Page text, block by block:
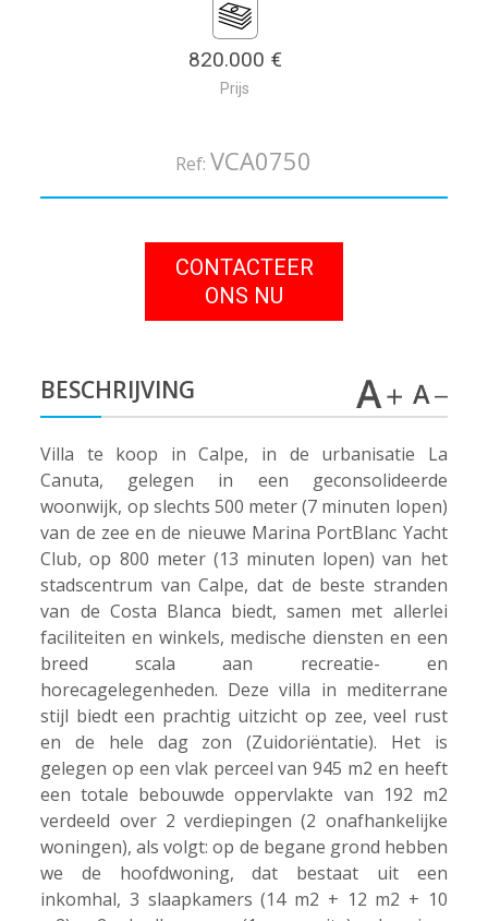
820.000 €
Prijs
Ref: VCA0750
CONTACTEER
ONS NU
BESCHRIJVING
Villa te koop in Calpe, in de urbanisatie La
Canuta, gelegen in een geconsolideerde
woonwijk, op slechts 500 meter (7 minuten lopen)
van de zee en de nieuwe Marina PortBlanc Yacht
Club, op 800 meter (13 minuten lopen) van het
stadscentrum van Calpe, dat de beste stranden
van de Costa Blanca biedt, samen met allerlei
faciliteiten en winkels, medische diensten en een
breed scala aan recreatie- en
horecagelegenheden. Deze villa in mediterrane
stijl biedt een prachtig uitzicht op zee, veel rust
en de hele dag zon (Zuidoriëntatie). Het is
gelegen op een vlak perceel van 945 m2 en heeft
een totale bebouwde oppervlakte van 192 m2
verdeeld over 2 verdiepingen (2 onafhankelijke
woningen), als volgt: op de begane grond hebben
we de hoofdwoning, dat bestaat uit een
inkomhal, 3 slaapkamers (14 m2 + 12 m2 + 10